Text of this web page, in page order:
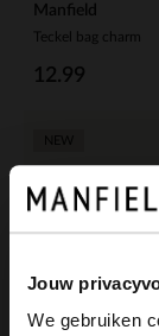
Jouw
We gebruiken
Manfield
Teckel bag charm
12.99